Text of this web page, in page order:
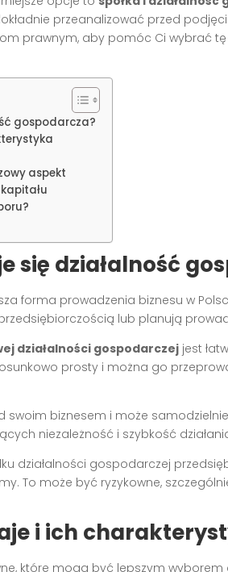
przeanalizować przed
prawnym, aby pomóc Ci wybrać
gospodarcza?
aspekt
się działalność
forma prowadzenia biznesu w
lub planują
działalności gospodarczej jest
prosty i można go
swoim biznesem i może
niezależność i szybkość
działalności gospodarczej
To może być ryzykowne,
i ich
które mogą być lepszym wyborem